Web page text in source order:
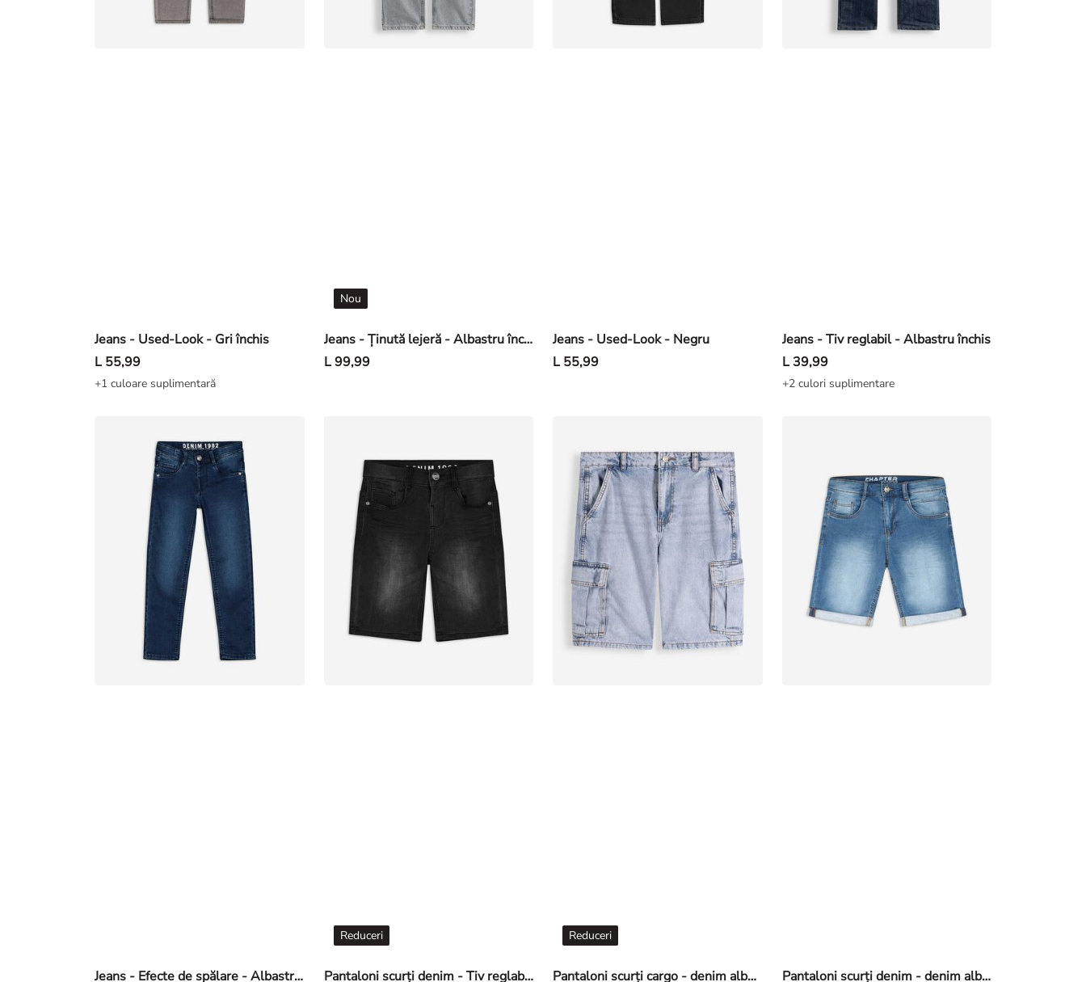
Jeans - Used-Look - Gri închis
L 55,99
+1 culoare suplimentară
Jeans - Ținută lejeră - Albastru închis
Nou
L 99,99
Jeans - Used-Look - Negru
L 55,99
Jeans - Tiv reglabil - Albastru închis
L 39,99
+2 culori suplimentare
Jeans - Efecte de spălare - Albastru închis
Pantaloni scurți denim - Tiv reglabil - Negru
Reduceri
Pantaloni scurți cargo - denim albastru deschis - Albastru
Reduceri
Pantaloni scurți denim - denim albastru deschis - Albastru închis